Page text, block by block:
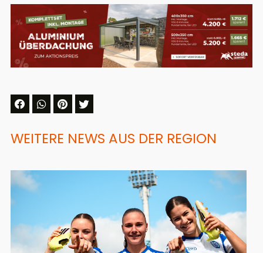
WEITERE NEWS AUS DER REGION